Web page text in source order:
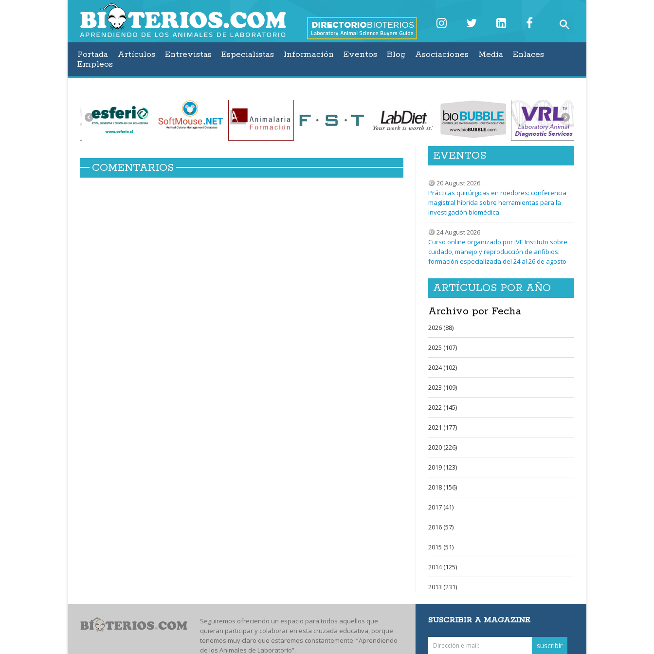
Portada Artículos Entrevistas Especialistas Información Eventos Blog Asociaciones Media
Enlaces
Empleos
COMENTARIOS
EVENTOS
20 August 2026
Prácticas quirúrgicas en roedores: conferencia
magistral híbrida sobre herramientas para la
investigación biomédica
24 August 2026
Curso online organizado por IVE Instituto sobre
cuidado, manejo y reproducción de anfibios:
formación especializada del 24 al 26 de agosto
ARTÍCULOS POR AÑO
Archivo por Fecha
2026 (88)
2025 (107)
2024 (102)
2023 (109)
2022 (145)
2021 (177)
2020 (226)
2019 (123)
2018 (156)
2017 (41)
2016 (57)
2015 (51)
2014 (125)
2013 (231)
Seguiremos ofreciendo un espacio para todos aquellos que
quieran participar y colaborar en esta cruzada educativa, porque
tenemos muy claro que estaremos constantemente: “Aprendiendo
de los Animales de Laboratorio”.
SUSCRIBIR A MAGAZINE